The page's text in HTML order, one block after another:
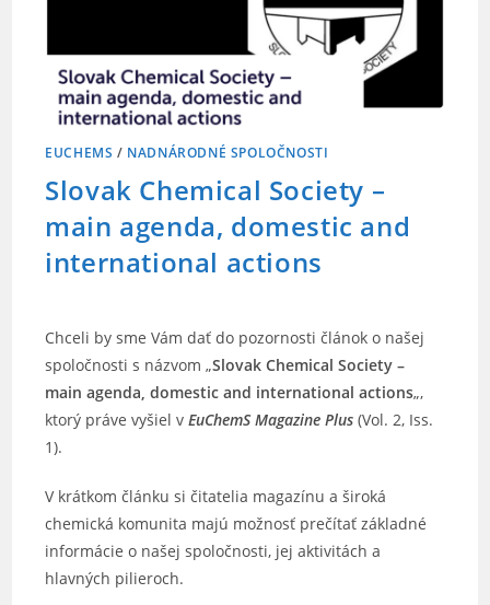
EUCHEMS / NADNÁRODNÉ SPOLOČNOSTI
Slovak Chemical Society –
main agenda, domestic and
international actions
Chceli by sme Vám dať do pozornosti článok o našej
spoločnosti s názvom „Slovak Chemical Society –
main agenda, domestic and international actions„,
ktorý práve vyšiel vEuChemS Magazine Plus (Vol. 2, Iss.
1).
V krátkom článku si čitatelia magazínu a široká
chemická komunita majú možnosť prečítať základné
informácie o našej spoločnosti, jej aktivitách a
hlavných pilieroch.